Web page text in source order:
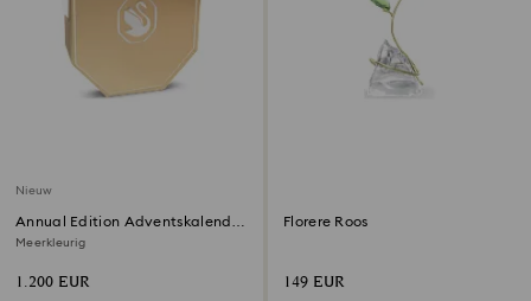
Nieuw
Annual Edition Adventskalender
2026
Meerkleurig
1.200 EUR
Florere Roos
149 EUR